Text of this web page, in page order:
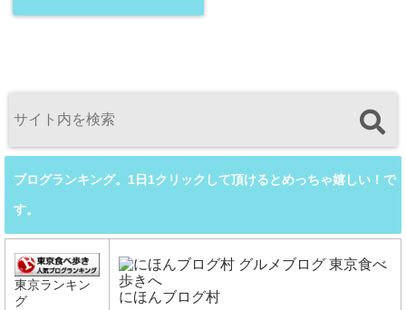
ブログランキング。1日1クリックして頂けるとめっちゃ嬉しい！で
す。
東京ランキン
グ
にほんブログ村